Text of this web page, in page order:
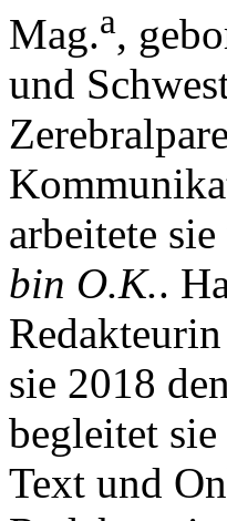
Mag.a,
und
arbeitete
bin O.K..
sie 2018
begleitet
Text und